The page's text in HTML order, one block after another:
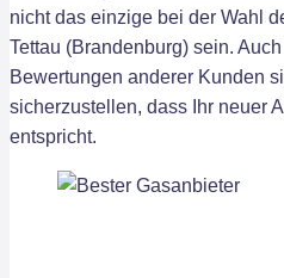
nicht das einzige bei der Wahl
Tettau (Brandenburg) sein.
Bewertungen anderer Kunden
sicherzustellen, dass Ihr neuer
entspricht.